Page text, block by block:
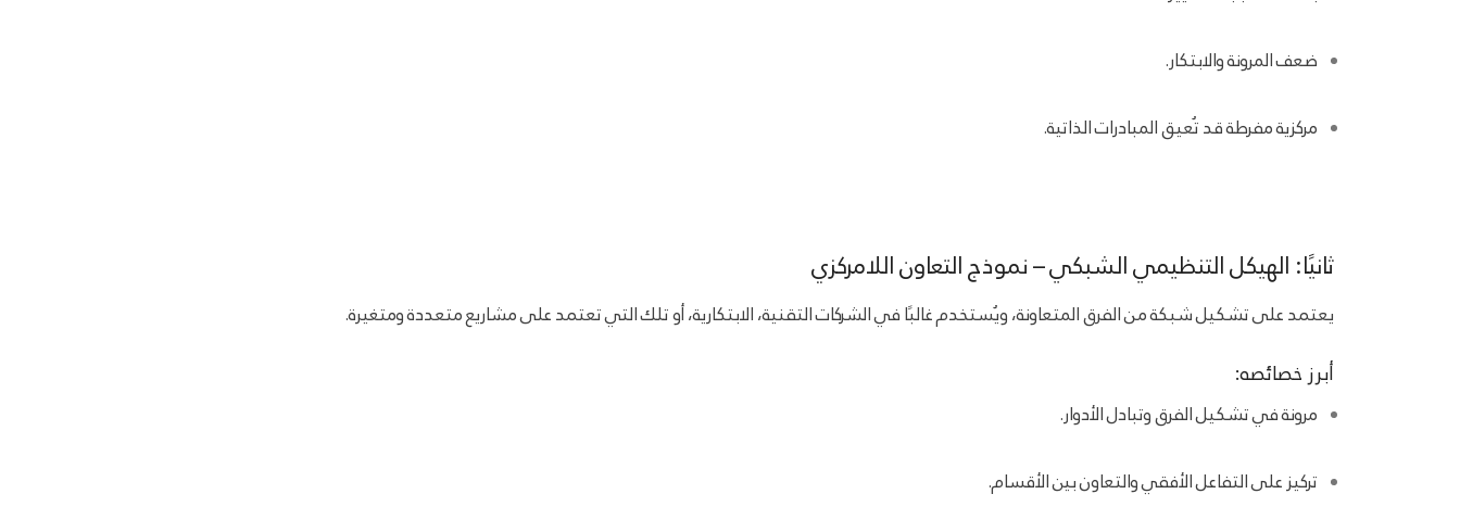
ضعف المرونة والابتكار.
مركزية مفرطة قد تُعيق المبادرات الذاتية.
ثانيًا: الهيكل التنظيمي الشبكي – نموذج التعاون اللامركزي
يعتمد على تشكيل شبكة من الفرق المتعاونة، ويُستخدم غالبًا في الشركات التقنية، الابتكارية، أو تلك التي تعتمد على مشاريع متعددة ومتغيرة.
أبرز خصائصه:
مرونة في تشكيل الفرق وتبادل الأدوار.
تركيز على التفاعل الأفقي والتعاون بين الأقسام.